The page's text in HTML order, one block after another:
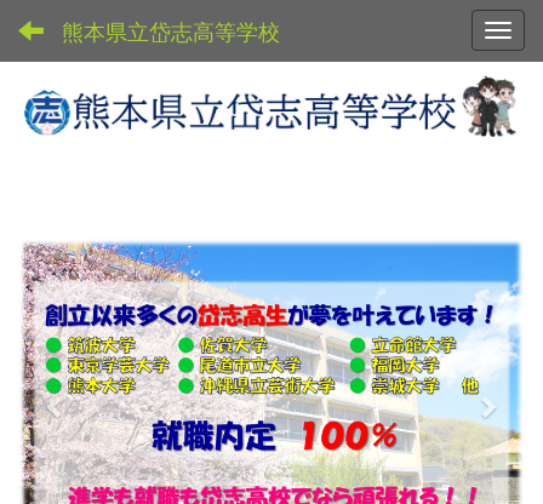
熊本県立岱志高等学校
r
e
v
i
o
u
s
x
t